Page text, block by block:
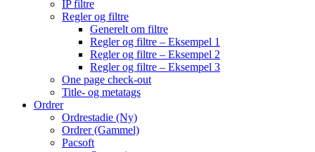
IP filtre
Regler og filtre
Generelt om filtre
Regler og filtre – Eksempel 1
Regler og filtre – Eksempel 2
Regler og filtre – Eksempel 3
One page check-out
Title- og metatags
Ordrer
Ordrestadie (Ny)
Ordrer (Gammel)
Pacsoft